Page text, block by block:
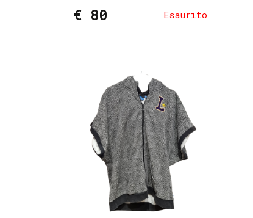
€ 80 Esaurito